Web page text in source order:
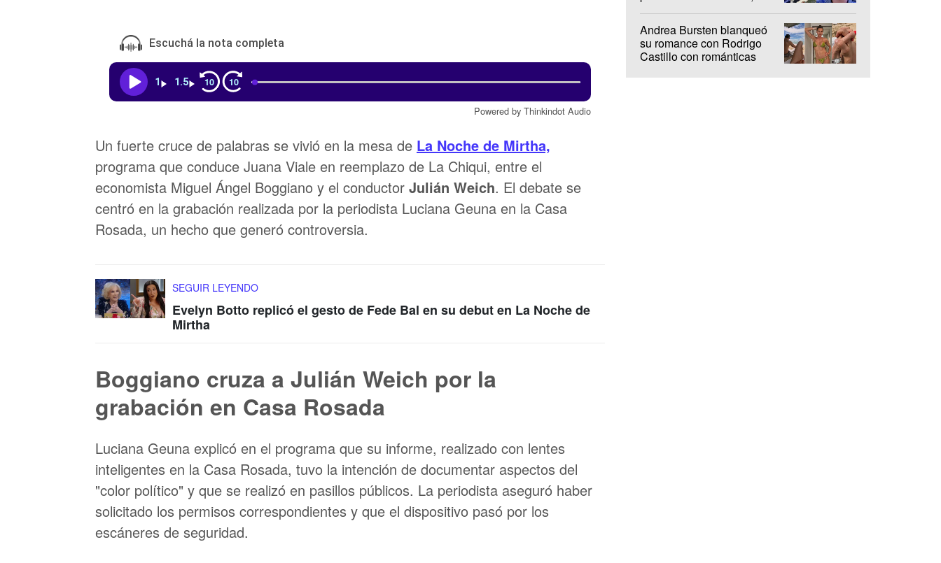
Escuchá la nota completa
1 1.5 10 10
Powered by Thinkindot Audio
Un fuerte cruce de palabras se vivió en la mesa de La Noche de Mirtha,
programa que conduce Juana Viale en reemplazo de La Chiqui, entre el
economista Miguel Ángel Boggiano y el conductor Julián Weich. El debate se
centró en la grabación realizada por la periodista Luciana Geuna en la Casa
Rosada, un hecho que generó controversia.
SEGUIR LEYENDO
Evelyn Botto replicó el gesto de Fede Bal en su debut en La Noche de
Mirtha
Boggiano cruza a Julián Weich por la
grabación en Casa Rosada
Luciana Geuna explicó en el programa que su informe, realizado con lentes
inteligentes en la Casa Rosada, tuvo la intención de documentar aspectos del
"color político" y que se realizó en pasillos públicos. La periodista aseguró haber
solicitado los permisos correspondientes y que el dispositivo pasó por los
escáneres de seguridad.
Andrea Bursten blanqueó
su romance con Rodrigo
Castillo con románticas